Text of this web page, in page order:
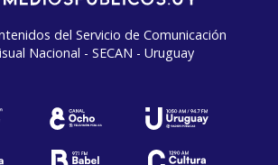
del Servicio de Comunicación
Nacional - SECAN - Uruguay